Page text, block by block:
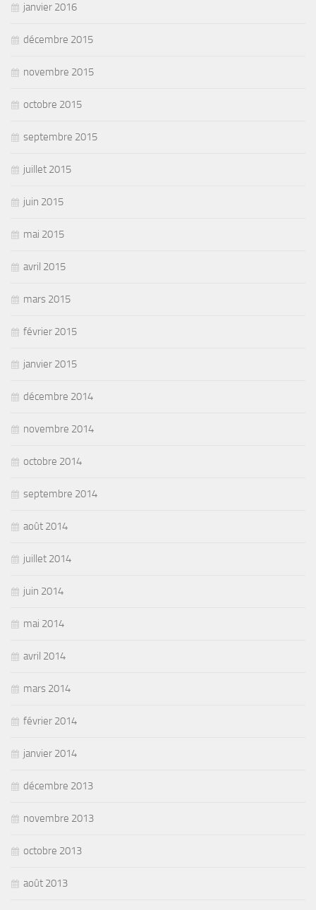
janvier 2016
décembre 2015
novembre 2015
octobre 2015
septembre 2015
juillet 2015
juin 2015
mai 2015
avril 2015
mars 2015
février 2015
janvier 2015
décembre 2014
novembre 2014
octobre 2014
septembre 2014
août 2014
juillet 2014
juin 2014
mai 2014
avril 2014
mars 2014
février 2014
janvier 2014
décembre 2013
novembre 2013
octobre 2013
août 2013